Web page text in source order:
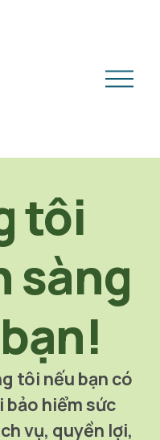
M
n
tôi
sàng
bảo hiểm sức
vụ, quyền lợi,